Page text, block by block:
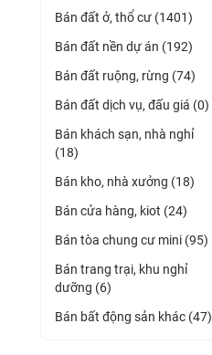
Bán đất ở, thổ cư (1401)
Bán đất nền dự án (192)
Bán đất ruộng, rừng (74)
Bán đất dịch vụ, đấu giá (0)
Bán khách sạn, nhà nghỉ
(18)
Bán kho, nhà xưởng (18)
Bán cửa hàng, kiot (24)
Bán tòa chung cư mini (95)
Bán trang trại, khu nghỉ
dưỡng (6)
Bán bất động sản khác (47)